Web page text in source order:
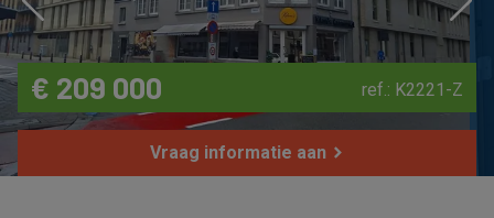
Previous
€ 209 000 ref.: K2221-Z
Vraag informatie aan